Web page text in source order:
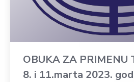
OBUKA ZA PRIMENU
8. i 11.marta 2023.